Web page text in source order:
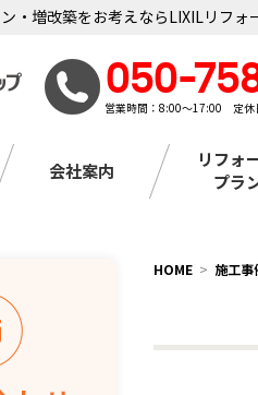
・増改築をお考えならLIXILリフ
050-
営業時間：8:00～17:00 定休
会社案内
リフォ
プラ
HOME 施工事